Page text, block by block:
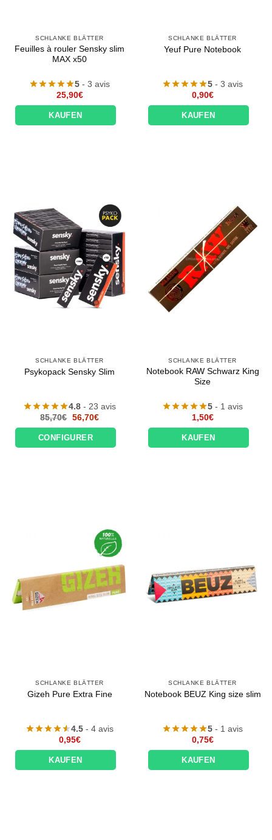
SCHLANKE BLÄTTER
Feuilles à rouler Sensky slim
MAX x50
5 - 3 avis
25,90€
KAUFEN
SCHLANKE BLÄTTER
Yeuf Pure Notebook
5 - 3 avis
0,90€
KAUFEN
SCHLANKE BLÄTTER
Psykopack Sensky Slim
4.8 - 23 avis
85,70€ Le
initial
était :
85,70€.
56,70€Le
actuel
56,70€.
CONFIGURER
SCHLANKE BLÄTTER
Notebook RAW Schwarz King
Size
5 - 1 avis
1,50€
KAUFEN
SCHLANKE BLÄTTER
Gizeh Pure Extra Fine
4.5 - 4 avis
0,95€
KAUFEN
SCHLANKE BLÄTTER
Notebook BEUZ King size slim
5 - 1 avis
0,75€
KAUFEN